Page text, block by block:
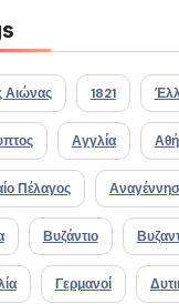
Αιώνας 1821
Αγγλία
Πέλαγος
Βυζάντιο
Γερμανοί